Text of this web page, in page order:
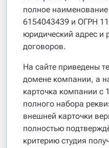
полное
6154043439 и ОГРН
юридический адрес и
договоров.
На сайте приведены
домене компании, а
карточка компании с
полного набора
внешней карточки
полностью
критерию студия